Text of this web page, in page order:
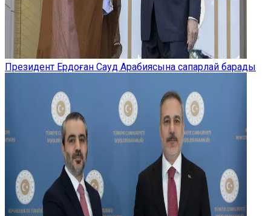
Президент Ердоған Сауд Арабиясына сапарлай барады